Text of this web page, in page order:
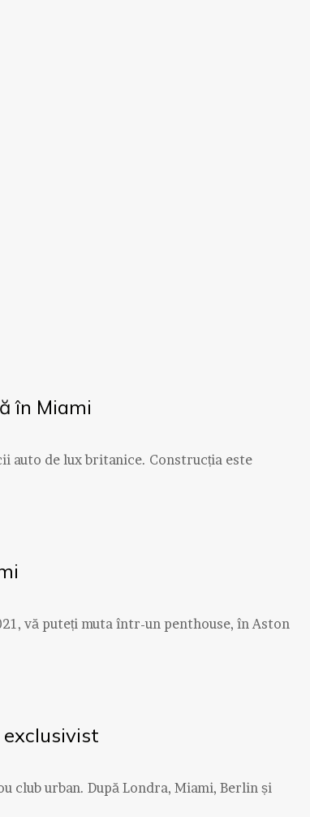
în Miami
auto de lux britanice. Construcția este
vă puteți muta într-un penthouse, în Aston
exclusivist
club urban. După Londra, Miami, Berlin și